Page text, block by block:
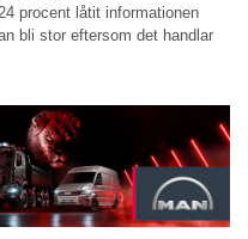
procent låtit informationen
bli stor eftersom det handlar